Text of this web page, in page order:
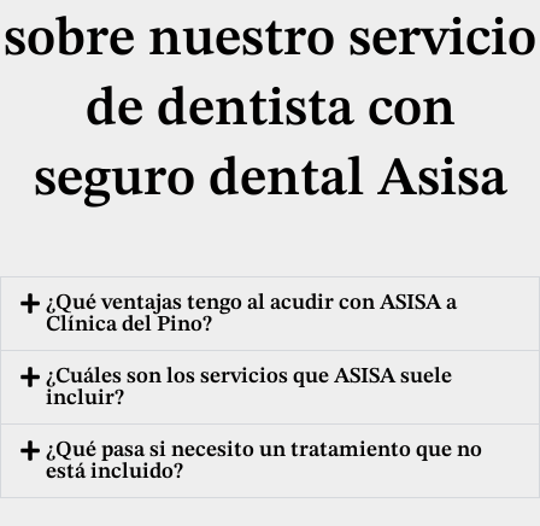
sobre nuestro servicio
de dentista con
seguro dental Asisa
¿Qué ventajas tengo al acudir con ASISA a
Clínica del Pino?
¿Cuáles son los servicios que ASISA suele
incluir?
¿Qué pasa si necesito un tratamiento que no
está incluido?